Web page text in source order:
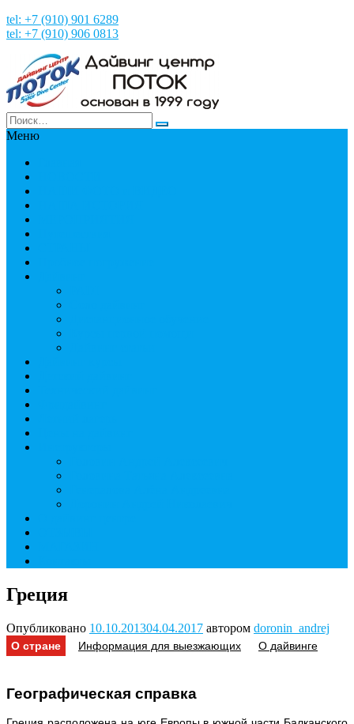
tel: +7 (910) 901 6289
tel: +7 (910) 906 0813
Меню
Греция
Опубликовано 10.10.201304.04.2017 автором doronin_andrej
О стране Информация для выезжающих О дайвинге
Географическая справка